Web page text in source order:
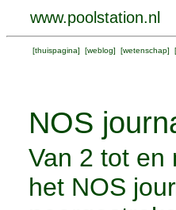
www.poolstation.nl
[thuispagina] [weblog] [wetenschap] [
NOS
Van 2 tot en
het NOS